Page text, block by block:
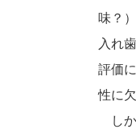
味？
入れ
評価
性に
しか